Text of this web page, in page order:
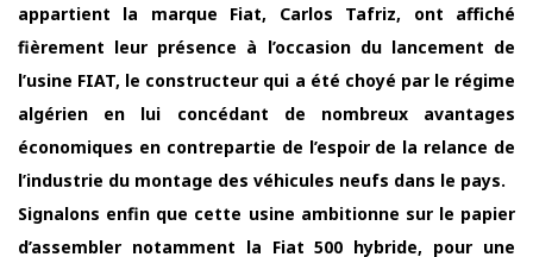
appartient la marque Fiat, Carlos Tafriz, ont affiché
fièrement leur présence à l’occasion du lancement de
l’usine FIAT, le constructeur qui a été choyé par le régime
algérien en lui concédant de nombreux avantages
économiques en contrepartie de l’espoir de la relance de
l’industrie du montage des véhicules neufs dans le pays.
Signalons enfin que cette usine ambitionne sur le papier
d’assembler notamment la Fiat 500 hybride, pour une